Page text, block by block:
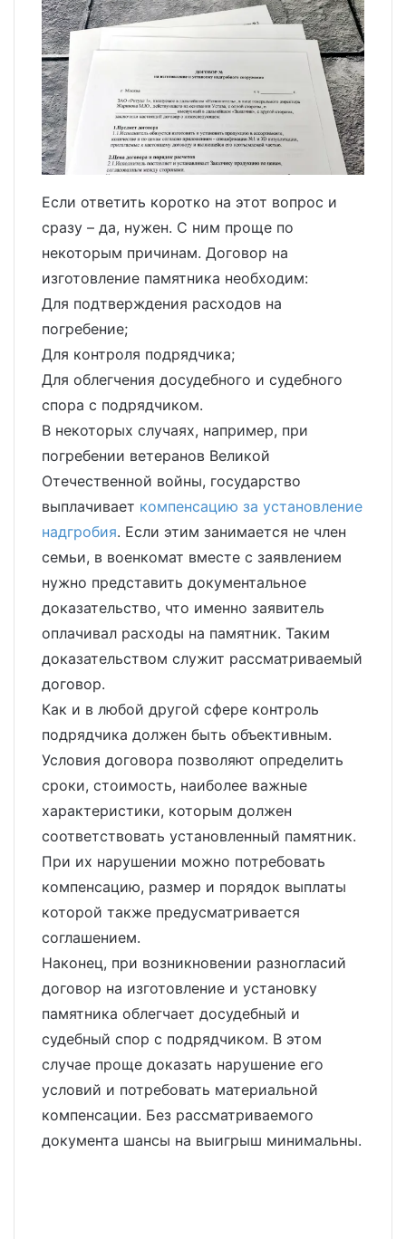
Если ответить коротко на этот вопрос и
сразу – да, нужен. С ним проще по
некоторым причинам. Договор на
изготовление памятника необходим:
Для подтверждения расходов на
погребение;
Для контроля подрядчика;
Для облегчения досудебного и судебного
спора с подрядчиком.
В некоторых случаях, например, при
погребении ветеранов Великой
Отечественной войны, государство
выплачивает компенсацию за установление
надгробия. Если этим занимается не член
семьи, в военкомат вместе с заявлением
нужно представить документальное
доказательство, что именно заявитель
оплачивал расходы на памятник. Таким
доказательством служит рассматриваемый
договор.
Как и в любой другой сфере контроль
подрядчика должен быть объективным.
Условия договора позволяют определить
сроки, стоимость, наиболее важные
характеристики, которым должен
соответствовать установленный памятник.
При их нарушении можно потребовать
компенсацию, размер и порядок выплаты
которой также предусматривается
соглашением.
Наконец, при возникновении разногласий
договор на изготовление и установку
памятника облегчает досудебный и
судебный спор с подрядчиком. В этом
случае проще доказать нарушение его
условий и потребовать материальной
компенсации. Без рассматриваемого
документа шансы на выигрыш минимальны.